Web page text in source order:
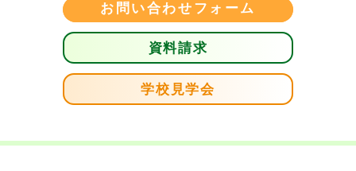
お問い合わせフォーム
資料請求
学校見学会